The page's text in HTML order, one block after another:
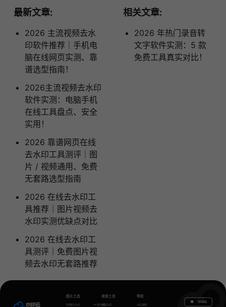
最新文章:
2026 主流视频去水
印软件推荐｜手机电
脑在线网页实测、靠
谱选型指南！
2026主流视频去水印
软件实测：电脑手机
在线工具盘点、安全
实用！
2026 靠谱网页在线
去水印工具测评｜图
片 / 视频通用、免费
无套路选型指南
2026 在线去水印工
具推荐｜图片视频去
水印实测优缺点对比
2026 在线去水印工
具测评｜免费图片视
频去水印无套路推荐
相关文章:
2026 年热门录音转
文字软件实测：5 款
免费工具真实对比！
图片工具
在线图片去水印 GIF图片生成
视频工具
视频去水印
帮助
水印云教程
下载电脑版